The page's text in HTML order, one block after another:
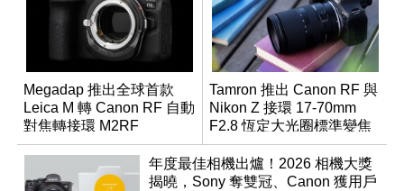
Megadap 推出全球首款
Leica M 轉 Canon RF 自動
對焦轉接環 M2RF
Tamron 推出 Canon RF 與
Nikon Z 接環 17-70mm
F2.8 恆定大光圈標準變焦
鏡
年度最佳相機出爐！2026 相機大獎
揭曉，Sony 奪雙冠、Canon 獲用戶